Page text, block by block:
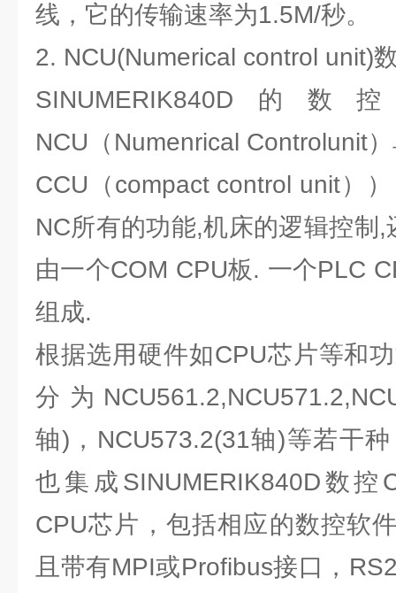
线，它的传输速率为1.5M/秒。
2. NCU(Numerical control unit)
SINUMERIK840D的
NCU（Numenrical Controlunit
CCU（compact control unit）
NC所有的功能,机床的逻辑控制
由一个COM CPU板. 一个PLC
组成.
根据选用硬件如CPU芯片等和
分为
轴)，NCU573.2(31轴)等若干
也集成SINUMERIK840D数控
CPU芯片，包括相应的数控软
且带有MPI或Profibus接口，